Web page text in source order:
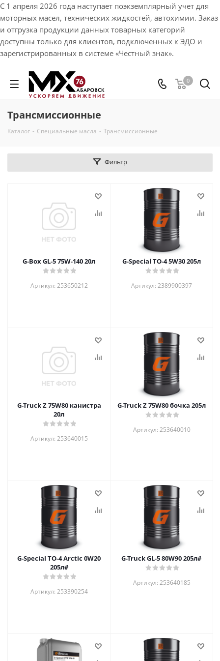
С 1 апреля 2026 года наступает поэкземплярный учет для
моторных масел, технических жидкостей, автохимии. Заказ
и отгрузка продукции данных товарных категорий
доступны только для клиентов, подключенных к ЭДО и
зарегистрированных в системе «Честный знак».
0
Трансмиссионные
Каталог - Специальные масла - Трансмиссионные
Фильтр
G-Box GL-5 75W-140 20л
Артикул: 253650212
G-Special TO-4 5W30 205л
Артикул: 2389900397
G-Truck Z 75W80 канистра
20л
Артикул: 253640015
G-Truck Z 75W80 бочка 205л
Артикул: 253640010
G-Special TO-4 Arctic 0W20
205л#
Артикул: 253390254
G-Truck GL-5 80W90 205л#
Артикул: 253640185